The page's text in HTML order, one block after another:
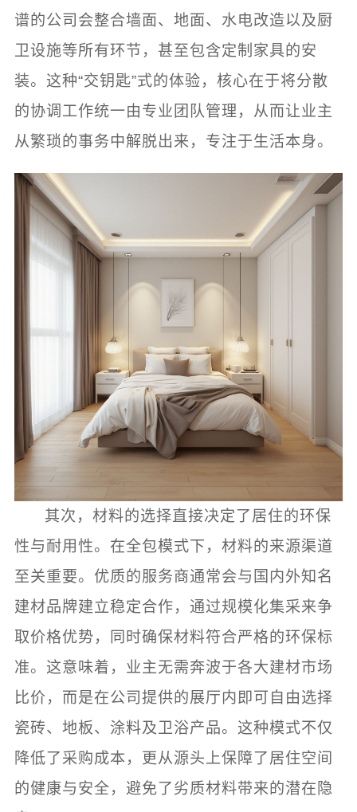
谱的公司会整合墙面、地面、水电改造以及厨
卫设施等所有环节，甚至包含定制家具的安
装。这种“交钥匙”式的体验，核心在于将分散
的协调工作统一由专业团队管理，从而让业主
从繁琐的事务中解脱出来，专注于生活本身。
其次，材料的选择直接决定了居住的环保
性与耐用性。在全包模式下，材料的来源渠道
至关重要。优质的服务商通常会与国内外知名
建材品牌建立稳定合作，通过规模化集采来争
取价格优势，同时确保材料符合严格的环保标
准。这意味着，业主无需奔波于各大建材市场
比价，而是在公司提供的展厅内即可自由选择
瓷砖、地板、涂料及卫浴产品。这种模式不仅
降低了采购成本，更从源头上保障了居住空间
的健康与安全，避免了劣质材料带来的潜在隐